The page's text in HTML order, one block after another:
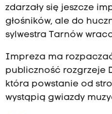
zdarzały się jeszcze
głośników, ale do
sylwestra Tarnów
Impreza ma
publiczność rozgrzeje
która powstanie od
wystąpią gwiazdy